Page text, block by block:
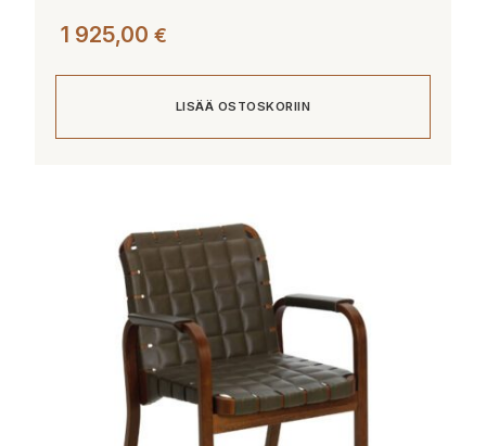
1 925,00 €
LISÄÄ OSTOSKORIIN